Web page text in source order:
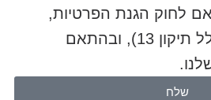
לחוק הגנת הפרטיות,
התשמ"א–1981 (כולל תיקון 13), ובהתאם
שלח